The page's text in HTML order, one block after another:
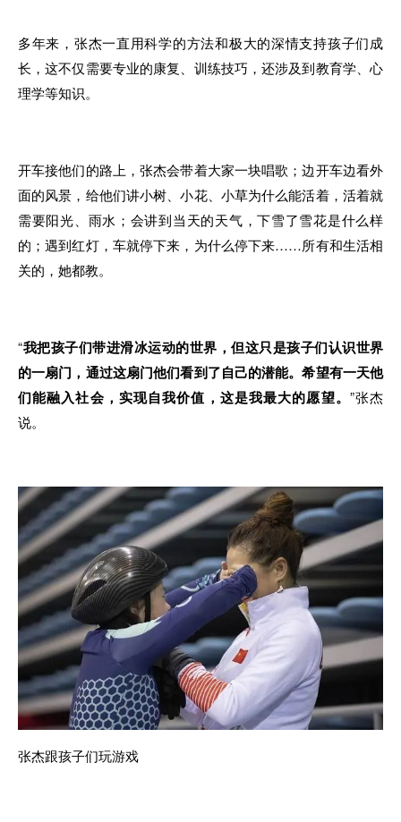
多年来，张杰一直用科学的方法和极大的深情支持孩子们成
长，这不仅需要专业的康复、训练技巧，还涉及到教育学、心
理学等知识。
开车接他们的路上，张杰会带着大家一块唱歌；边开车边看外
面的风景，给他们讲小树、小花、小草为什么能活着，活着就
需要阳光、雨水；会讲到当天的天气，下雪了雪花是什么样
的；遇到红灯，车就停下来，为什么停下来……所有和生活相
关的，她都教。
“我把孩子们带进滑冰运动的世界，但这只是孩子们认识世界
的一扇门，通过这扇门他们看到了自己的潜能。希望有一天他
们能融入社会，实现自我价值，这是我最大的愿望。 ”张杰
说。
张杰跟孩子们玩游戏